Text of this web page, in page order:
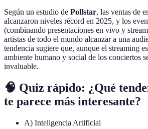
Según un estudio de Pollstar, las ventas de
alcanzaron niveles récord en 2025, y los
(combinando presentaciones en vivo y
artistas de todo el mundo alcanzar a una
tendencia sugiere que, aunque el streaming
ambiente humano y social de los conciertos
invaluable.
🧠 Quiz rápido: ¿Qué
te parece más interesante?
A) Inteligencia Artificial